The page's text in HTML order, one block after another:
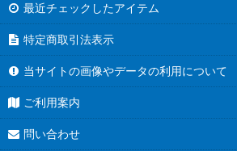
最近チェックしたアイテム
特定商取引法表示
当サイトの画像やデータの利用について
ご利用案内
問い合わせ